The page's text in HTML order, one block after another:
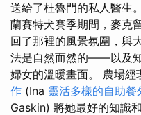
送給了杜魯門的私人醫生。
蘭賽特犬賽季期間，麥克
回了那裡的風景氛圍，與
法是自然而然的——以及
婦女的溫暖畫面。 農場經
作 (Ina 靈活多樣的自助餐
Gaskin) 將她最好的知識